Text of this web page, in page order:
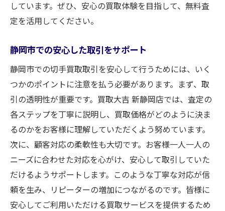
しています。ぜひ、安心の買取体験を目指して、無料査
定を活用してください。
静岡市での安心した取引をサポート
静岡市での切手買取取引を安心して行うためには、いく
つかのポイントに注意を払う必要があります。まず、取
引の透明性が重要です。買取大吉 新静岡店では、査定の
各ステップを丁寧に説明し、買取価格がどのように決ま
るのかをお客様に理解していただくよう努めています。
次に、顧客対応の柔軟性も大切です。お客様一人一人の
ニーズに合わせた対応を心がけ、安心して取引していた
だけるようサポートします。このような丁寧な対応が信
頼を生み、リピーターの増加につながるのです。皆様に
安心してご利用いただける買取サービスを提供するため